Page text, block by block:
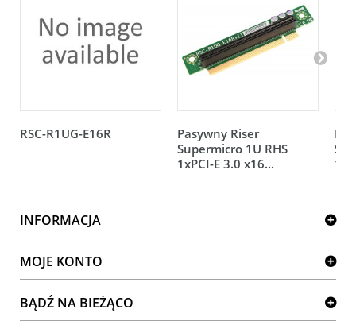
RSC-R1UG-E16R
Pasywny Riser
Supermicro 1U RHS
1xPCI-E 3.0 x16...
INFORMACJA
MOJE KONTO
BĄDŹ NA BIEŻĄCO